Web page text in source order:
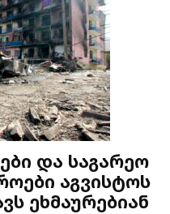
და საგარეო
აგვისტოს
ეხმაურებიან